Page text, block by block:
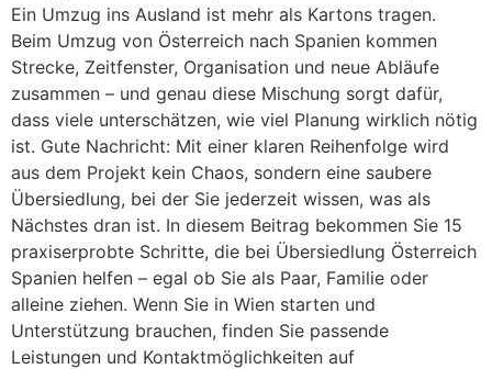
Ein Umzug ins Ausland ist mehr als Kartons tragen.
Beim Umzug von Österreich nach Spanien kommen
Strecke, Zeitfenster, Organisation und neue Abläufe
zusammen – und genau diese Mischung sorgt dafür,
dass viele unterschätzen, wie viel Planung wirklich nötig
ist. Gute Nachricht: Mit einer klaren Reihenfolge wird
aus dem Projekt kein Chaos, sondern eine saubere
Übersiedlung, bei der Sie jederzeit wissen, was als
Nächstes dran ist. In diesem Beitrag bekommen Sie 15
praxiserprobte Schritte, die bei Übersiedlung Österreich
Spanien helfen – egal ob Sie als Paar, Familie oder
alleine ziehen. Wenn Sie in Wien starten und
Unterstützung brauchen, finden Sie passende
Leistungen und Kontaktmöglichkeiten auf